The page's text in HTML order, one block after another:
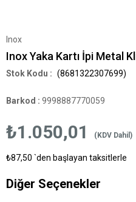
Inox
Inox Yaka Kartı İpi Metal
(8681322307699)
Barkod : 9998887770059
₺1.050,01 (KDV Dahil)
₺87,50 `den başlayan taksitlerle
Diğer Seçenekler